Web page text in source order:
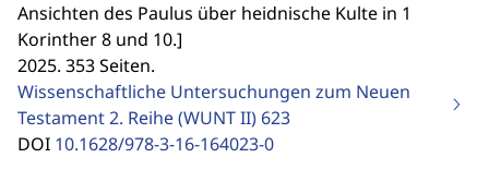
Ansichten des Paulus über heidnische Kulte in 1
Korinther 8 und 10.]
2025. 353 Seiten.
Wissenschaftliche Untersuchungen zum Neuen
Testament 2. Reihe (WUNT II) 623
DOI 10.1628/978-3-16-164023-0